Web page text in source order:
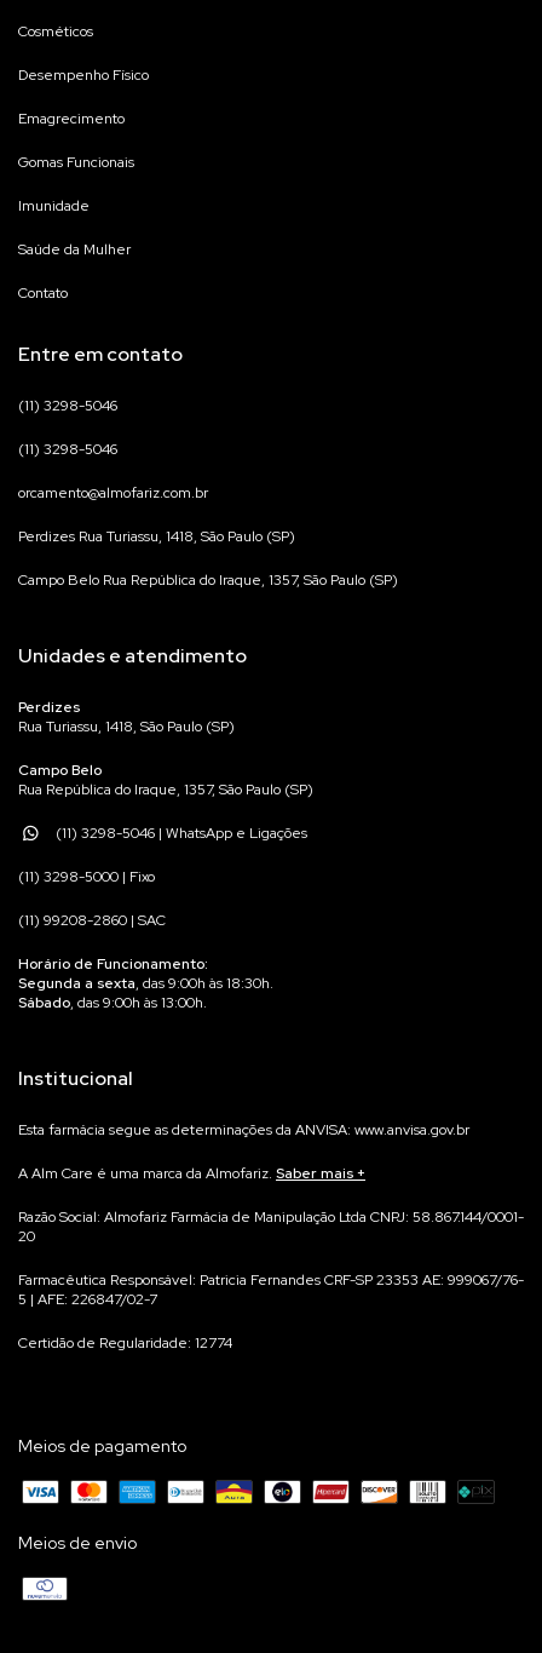
Cosméticos
Desempenho Físico
Emagrecimento
Gomas Funcionais
Imunidade
Saúde da Mulher
Contato
Entre em contato
(11) 3298-5046
(11) 3298-5046
orcamento@almofariz.com.br
Perdizes Rua Turiassu, 1418, São Paulo (SP)
Campo Belo Rua República do Iraque, 1357, São Paulo (SP)
Unidades e atendimento
Perdizes
Rua Turiassu, 1418, São Paulo (SP)
Campo Belo
Rua República do Iraque, 1357, São Paulo (SP)
(11) 3298-5046 | WhatsApp e Ligações
(11) 3298-5000 | Fixo
(11) 99208-2860 | SAC
Horário de Funcionamento:
Segunda a sexta, das 9:00h às 18:30h.
Sábado, das 9:00h às 13:00h.
Institucional
Esta farmácia segue as determinações da ANVISA: www.anvisa.gov.br
A Alm Care é uma marca da Almofariz. Saber mais
Por isso, cada suplemento é manipulado para você, de forma individualizada,
Não trabalhamos com produtos prontos em estoque — cada fórmula é
Anvisa e após avaliação Farmacêutica do seu pedido.
Razão Social: Almofariz Farmácia de Manipulação Ltda CNPJ: 58.867.144/0001-
20
Farmacêutica Responsável: Patricia Fernandes CRF-SP 23353 AE: 999067/76-
5 | AFE: 226847/02-7
Certidão de Regularidade: 12774
Meios de pagamento
Meios de envio